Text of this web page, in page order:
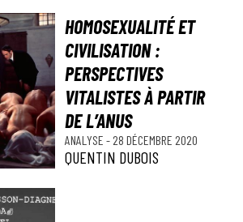
HOMOSEXUALITÉ ET
CIVILISATION :
PERSPECTIVES
VITALISTES À PARTIR
DE L’ANUS
ANALYSE - 28 DÉCEMBRE 2020
QUENTIN DUBOIS